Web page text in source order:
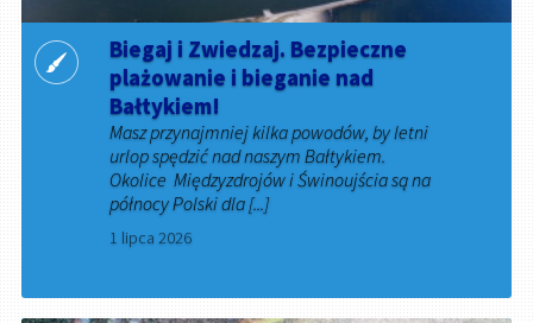
Biegaj i Zwiedzaj. Bezpieczne
plażowanie i bieganie nad
Bałtykiem!
Masz przynajmniej kilka powodów, by letni
urlop spędzić nad naszym Bałtykiem.
Okolice Międzyzdrojów i Świnoujścia są na
północy Polski dla [...]
1 lipca 2026